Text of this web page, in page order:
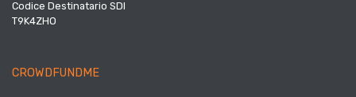
Codice Destinatario SDI
T9K4ZHO
CROWDFUNDME